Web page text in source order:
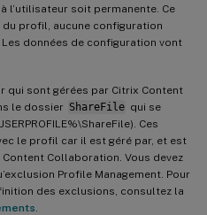
l’utilisateur soit permanente. Ce
profil, aucune configuration
Les données de configuration vont
qui sont gérées par Citrix Content
le dossier ShareFile qui se
Ces
le profil car il est géré par, et est
Collaboration. Vous devez
Profile Management. Pour
des exclusions, consultez la